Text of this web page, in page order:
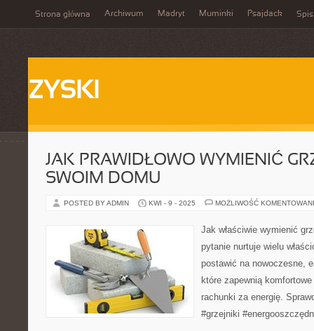
Strona główna Archiwum Madryt Muminki Psajdack Spis
ZYSKI
JAK PRAWIDŁOWO WYMIENIĆ
SWOIM DOMU
POSTED BY ADMIN KWI - 9 - 2025 MOŻLIWOŚĆ
Jak właściwie wymienić
pytanie nurtuje wielu
postawić na nowoczesne,
które zapewnią
rachunki za energię.
#grzejniki